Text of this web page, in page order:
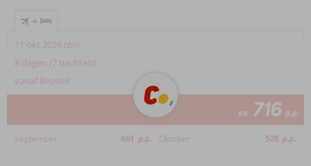
+
11 okt 2026 (zo)
8 dagen (7 nachten)
vanaf Brussel
va 716 p.p.
September 661 p.p. Oktober 528 p.p.